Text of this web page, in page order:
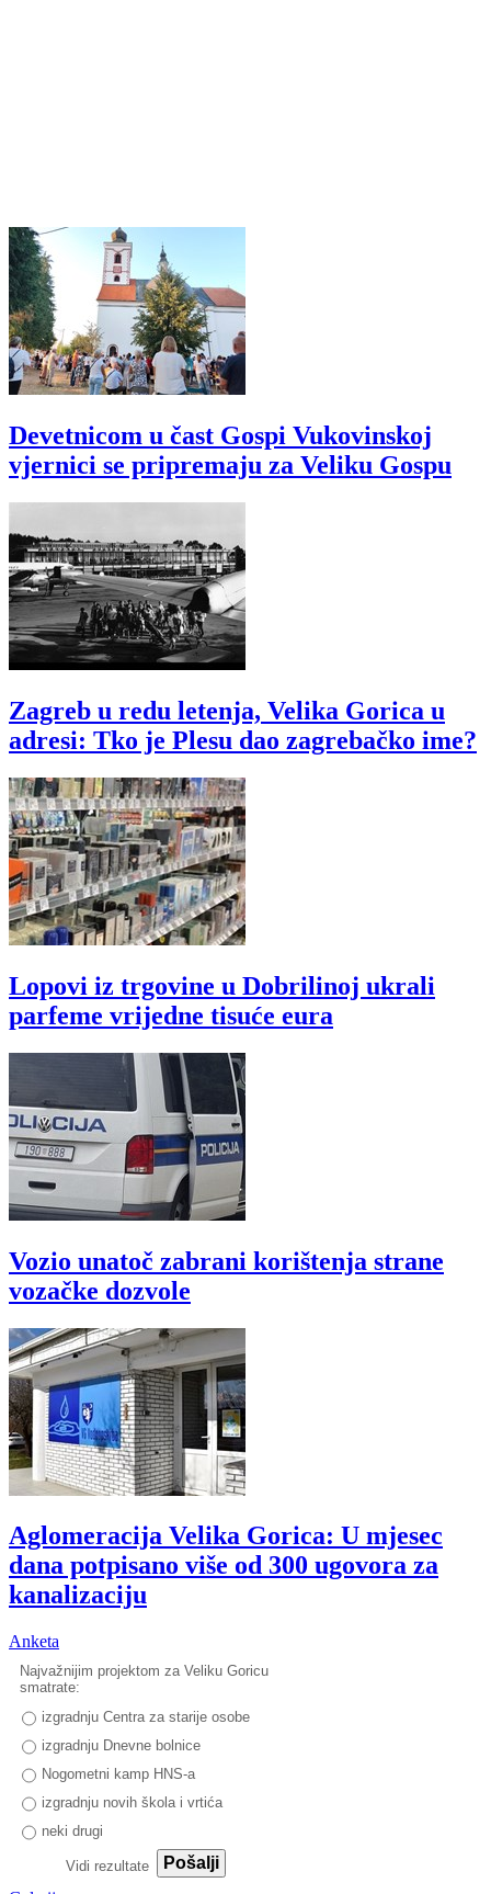
Devetnicom u čast Gospi Vukovinskoj
vjernici se pripremaju za Veliku Gospu
Zagreb u redu letenja, Velika Gorica u
adresi: Tko je Plesu dao zagrebačko ime?
Lopovi iz trgovine u Dobrilinoj ukrali
parfeme vrijedne tisuće eura
Vozio unatoč zabrani korištenja strane
vozačke dozvole
Aglomeracija Velika Gorica: U mjesec
dana potpisano više od 300 ugovora za
kanalizaciju
Anketa
Najvažnijim projektom za Veliku Goricu
smatrate:
izgradnju Centra za starije osobe
izgradnju Dnevne bolnice
Nogometni kamp HNS-a
izgradnju novih škola i vrtića
neki drugi
Vidi rezultate
Pošalji